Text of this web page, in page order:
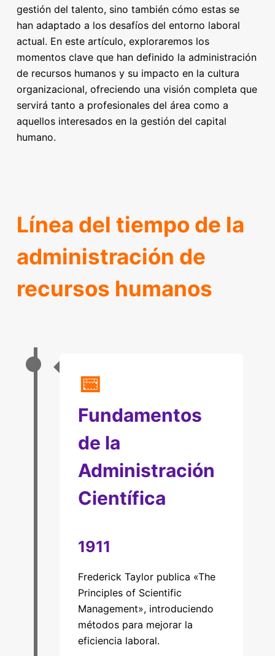
gestión del talento, sino también cómo estas se
han adaptado a los desafíos del entorno laboral
actual. En este artículo, exploraremos los
momentos clave que han definido la administración
de recursos humanos y su impacto en la cultura
organizacional, ofreciendo una visión completa que
servirá tanto a profesionales del área como a
aquellos interesados en la gestión del capital
humano.
Línea del tiempo de la
administración de
recursos humanos
📅
Fundamentos
de la
Administración
Científica
1911
Frederick Taylor publica «The
Principles of Scientific
Management», introduciendo
métodos para mejorar la
eficiencia laboral.